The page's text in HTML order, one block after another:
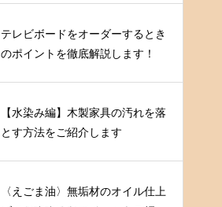
テレビボードをオーダーするとき
のポイントを徹底解説します！
【水染み編】木製家具の汚れを落
とす方法をご紹介します
〈えごま油〉無垢材のオイル仕上